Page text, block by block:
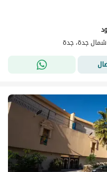
شمال جدة، جدة